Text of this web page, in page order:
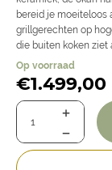
bereid je moeiteloos
grillgerechten op
die buiten koken ziet
Op voorraad
€1.499,00